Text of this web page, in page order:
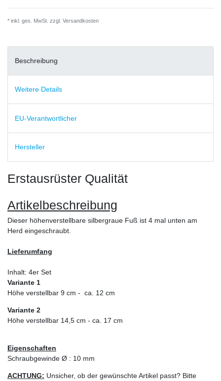
* inkl. ges. MwSt. zzgl. Versandkosten
Beschreibung
Weitere Details
EU-Verantwortlicher
Hersteller
Erstausrüster Qualität
Artikelbeschreibung
Dieser höhenverstellbare silbergraue Fuß ist 4 mal unten am
Herd eingeschraubt.
Lieferumfang
Inhalt: 4er Set
Variante 1
Höhe verstellbar 9 cm - ca. 12 cm
Variante 2
Höhe verstellbar 14,5 cm - ca. 17 cm
Eigenschaften
Schraubgewinde Ø : 10 mm
ACHTUNG: Unsicher, ob der gewünschte Artikel passt? Bitte